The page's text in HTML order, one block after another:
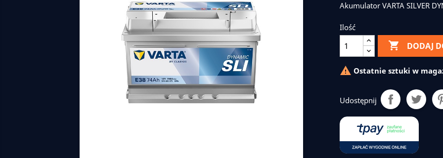
Akumulator VARTA SILVER
Ilość
 DODAJ
 Ostatnie sztuki w
Udostępnij